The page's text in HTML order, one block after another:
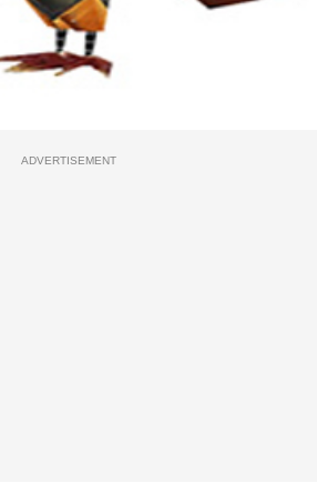
ADVERTISEMENT